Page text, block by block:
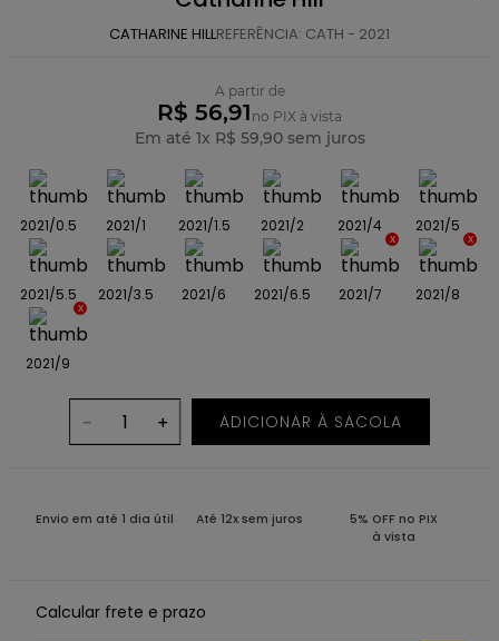
CATHARINE HILLREFERÊNCIA: CATH - 2021
A partir de
R$ 56,91 no PIX à vista
Em até 1x R$ 59,90sem juros
2021/0.5 2021/1 2021/1.5 2021/2 2021/4 2021/5
2021/5.5 2021/3.5 2021/6 2021/6.5 2021/7 2021/8
2021/9
＋
－ ADICIONAR À SACOLA
Envio em até 1 dia útil Até 12x sem juros
5% OFF no PIX
à vista
Calcular frete e prazo